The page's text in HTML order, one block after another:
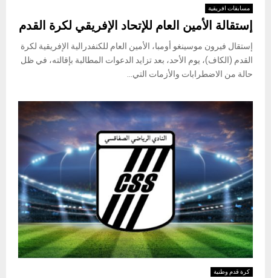
مسابقات افريقية
إستقالة الأمين العام للإتحاد الإفريقي لكرة القدم
إستقال فيرون موسينغو أومبا، الأمين العام للكنفدرالية الإفريقية لكرة
القدم (الكاف)، يوم الأحد، بعد تزايد الدعوات المطالبة بإقالته، في ظل
حالة من الاضطرابات والأزمات التي...
كرة قدم وطنية